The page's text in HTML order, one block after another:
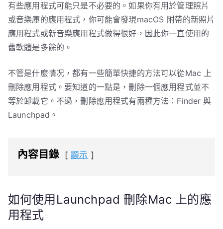
有些應用程式可能只是不必要的。如果你有用於管理照片
或音樂庫的應用程式，你可能會發現macOS 附帶的新照片
應用程式或新音樂應用程式做得很好，因此你一直使用的
舊軟體是多餘的。
不管是什麼情况，都有一些簡單快捷的方法可以從Mac 上
刪除應用程式。要知道的一點是，刪除一個應用程式並不
等於卸載它。不過，刪除應用程式有兩種方法：Finder 與
Launchpad。
內容目錄 顯示
如何使用Launchpad 刪除Mac 上的應
用程式